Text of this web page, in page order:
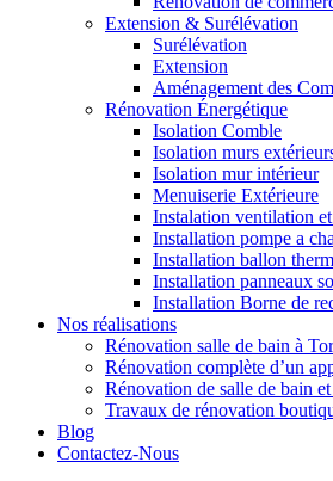
Extension & Surélévation
Surélévation
Extension
Aménagement des
Rénovation Énergétique
Isolation Comble
Isolation murs
Isolation mur intérieur
Menuiserie Extérieure
Instalation ventilation
Installation pompe a
Installation ballon
Installation panneaux
Installation Borne de
Nos réalisations
Rénovation salle de bain à
Rénovation complète d’un
Rénovation de salle de bain
Travaux de rénovation
Blog
Contactez-Nous